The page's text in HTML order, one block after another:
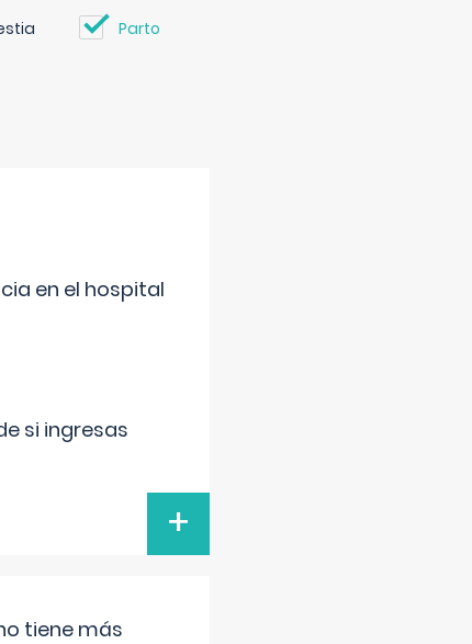
Parto
en el hospital
si ingresas
+
tiene más